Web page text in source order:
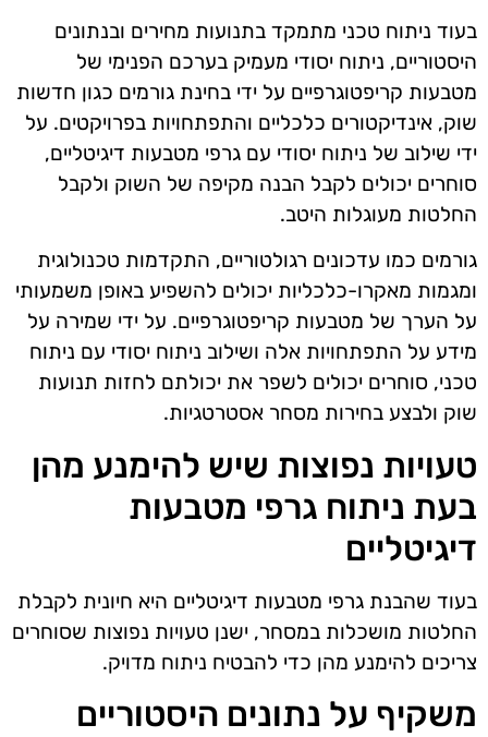
בעוד ניתוח טכני מתמקד בתנועות מחירים ובנתונים
היסטוריים, ניתוח יסודי מעמיק בערכם הפנימי של
מטבעות קריפטוגרפיים על ידי בחינת גורמים כגון חדשות
שוק, אינדיקטורים כלכליים והתפתחויות בפרויקטים. על
ידי שילוב של ניתוח יסודי עם גרפי מטבעות דיגיטליים,
סוחרים יכולים לקבל הבנה מקיפה של השוק ולקבל
החלטות מעוגלות היטב.
גורמים כמו עדכונים רגולטוריים, התקדמות טכנולוגית
ומגמות מאקרו-כלכליות יכולים להשפיע באופן משמעותי
על הערך של מטבעות קריפטוגרפיים. על ידי שמירה על
מידע על התפתחויות אלה ושילוב ניתוח יסודי עם ניתוח
טכני, סוחרים יכולים לשפר את יכולתם לחזות תנועות
שוק ולבצע בחירות מסחר אסטרטגיות.
טעויות נפוצות שיש להימנע מהן
בעת ניתוח גרפי מטבעות
דיגיטליים
בעוד שהבנת גרפי מטבעות דיגיטליים היא חיונית לקבלת
החלטות מושכלות במסחר, ישנן טעויות נפוצות שסוחרים
צריכים להימנע מהן כדי להבטיח ניתוח מדויק.
משקיף על נתונים היסטוריים